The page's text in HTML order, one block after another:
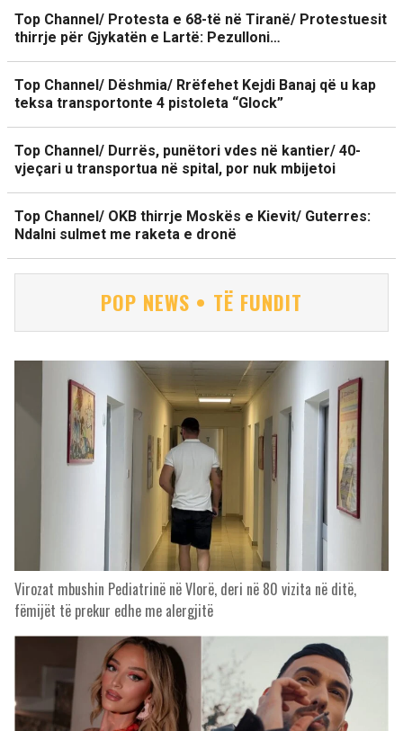
Top Channel/ Protesta e 68-të në Tiranë/ Protestuesit
thirrje për Gjykatën e Lartë: Pezulloni…
Top Channel/ Dëshmia/ Rrëfehet Kejdi Banaj që u kap
teksa transportonte 4 pistoleta “Glock”
Top Channel/ Durrës, punëtori vdes në kantier/ 40-
vjeçari u transportua në spital, por nuk mbijetoi
Top Channel/ OKB thirrje Moskës e Kievit/ Guterres:
Ndalni sulmet me raketa e dronë
POP NEWS • TË FUNDIT
Virozat mbushin Pediatrinë në Vlorë, deri në 80 vizita në ditë,
fëmijët të prekur edhe me alergjitë